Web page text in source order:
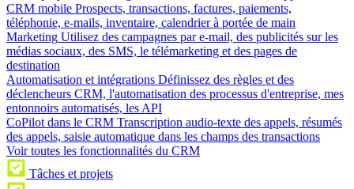
CRM mobile Prospects, transactions, factures, paiements,
téléphonie, e-mails, inventaire, calendrier à portée de main
Marketing Utilisez des campagnes par e-mail, des publicités sur les
médias sociaux, des SMS, le télémarketing et des pages de
destination
Automatisation et intégrations Définissez des règles et des
déclencheurs CRM, l'automatisation des processus d'entreprise, mes
entonnoirs automatisés, les API
CoPilot dans le CRM Transcription audio-texte des appels, résumés
des appels, saisie automatique dans les champs des transactions
Voir toutes les fonctionnalités du CRM
Tâches et projets